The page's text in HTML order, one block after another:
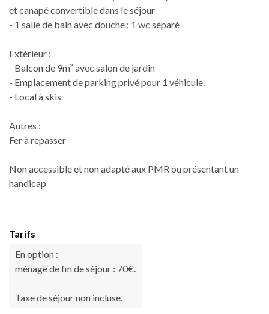
et canapé convertible dans le séjour
- 1 salle de bain avec douche ; 1 wc séparé
Extérieur :
- Balcon de 9m² avec salon de jardin
- Emplacement de parking privé pour 1 véhicule.
- Local à skis
Autres :
Fer à repasser
Non accessible et non adapté aux PMR ou présentant un
handicap
Tarifs
En option :
ménage de fin de séjour : 70€.
Taxe de séjour non incluse.